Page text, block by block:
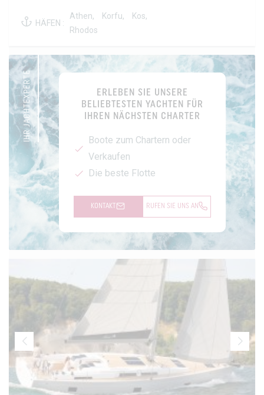
HÄFEN :
Athen, Korfu,
Kos,
Rhodos
IHR JACHTEXPERTE
ERLEBEN SIE UNSERE
BELIEBTESTEN YACHTEN FÜR
IHREN NÄCHSTEN CHARTER
Boote zum Chartern oder
Verkaufen
Die beste Flotte
KONTAKT RUFEN SIE UNS AN